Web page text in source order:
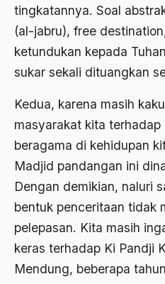
tingkatannya. Soal
(al-jabru), free
ketundukan kepada
sukar sekali dituangkan
Kedua, karena masih
masyarakat kita
beragama di kehidupan
Madjid pandangan ini
Dengan demikian, naluri
bentuk penceritaan tidak
pelepasan. Kita masih
keras terhadap Ki Pandji
Mendung, beberapa
1971
Agama Asli Indonesia
Agama dan Negara
Agama dan negaraa
Agama dan Politik
Agama dan Praktis
Agama Demokrasi
Agama di Asia
agama elitis
Agama Hukum